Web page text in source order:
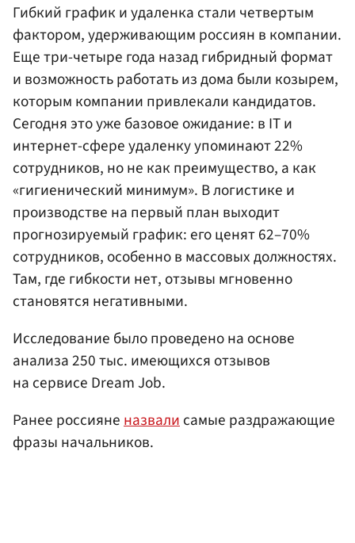
Гибкий график и удаленка стали четвертым
фактором, удерживающим россиян в компании.
Еще три-четыре года назад гибридный формат
и возможность работать из дома были козырем,
которым компании привлекали кандидатов.
Сегодня это уже базовое ожидание: в IT и
интернет-сфере удаленку упоминают 22%
сотрудников, но не как преимущество, а как
«гигиенический минимум». В логистике и
производстве на первый план выходит
прогнозируемый график: его ценят 62–70%
сотрудников, особенно в массовых должностях.
Там, где гибкости нет, отзывы мгновенно
становятся негативными.
Исследование было проведено на основе
анализа 250 тыс. имеющихся отзывов
на сервисе Dream Job.
Ранее россияненазвалисамые раздражающие
фразы начальников.